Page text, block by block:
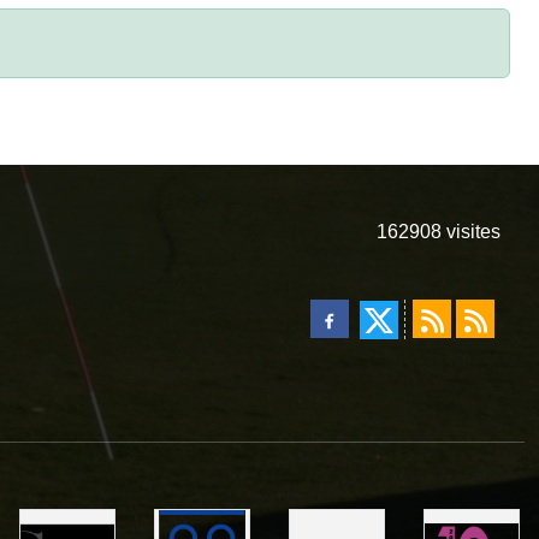
162908 visites